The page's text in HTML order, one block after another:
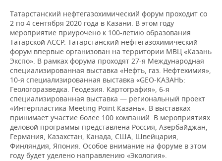
Татарстанский нефтегазохимический форум проходит со
2 по 4 сентября 2020 года в Казани. В этом году
мероприятие приурочено к 100-летию образования
Татарской АССР. Татарстанский нефтегазохимический
форум впервые организован на территории МВЦ «Казань
Экспо». В рамках форума проходят 27-я Международная
специализированная выставка «Нефть, газ. Нефтехимия»,
10-я специализированная выставка «GEO-КАЗАНЬ:
Геологоразведка. Геодезия. Картография», 6-я
специализированная выставка — региональный проект
«Интерпластика Meeting Point Казань». В выставках
принимает участие более 100 компаний. В мероприятиях
деловой программы представлена Россия, Азербайджан,
Германия, Казахстан, Канада, США, Швейцария,
Финляндия, Япония. Особое внимание на форуме в этом
году будет уделено направлению «Экология».